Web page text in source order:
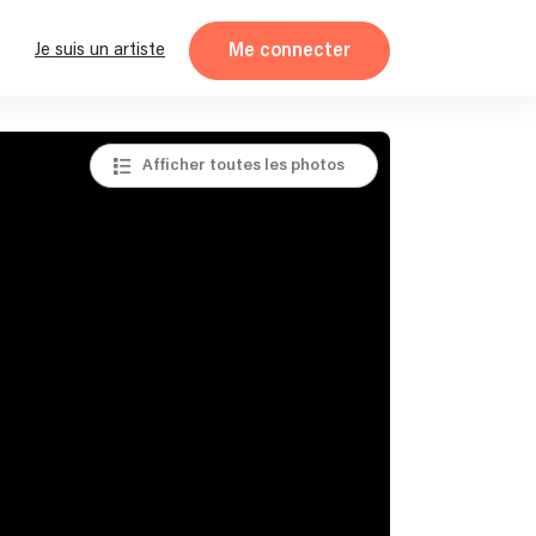
Je suis un artiste Me connecter
Afficher toutes les photos